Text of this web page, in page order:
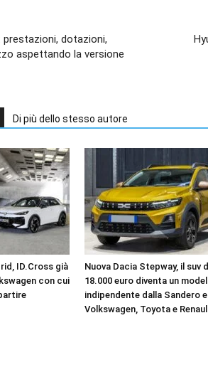
prestazioni, dotazioni,
aspettando la versione
Di più dello stesso autore
ID.Cross già
con cui
Nuova Dacia Stepway, il suv
18.000 euro diventa un
indipendente dalla Sandero
Volkswagen, Toyota e